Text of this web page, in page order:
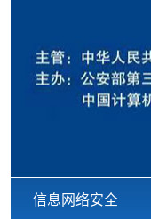
信息网络安全